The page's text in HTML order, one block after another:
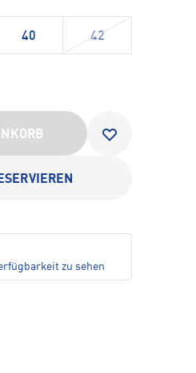
40 42
zu sehen